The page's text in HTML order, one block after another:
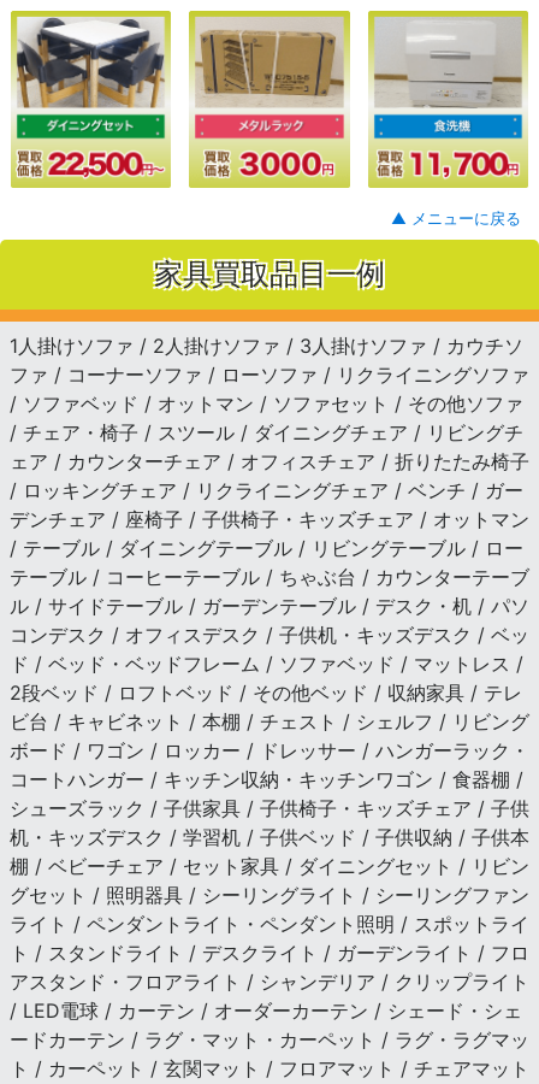
▲ メニューに戻る
家具買取品目一例
1人掛けソファ / 2人掛けソファ / 3人掛けソファ / カウチソ
ファ / コーナーソファ / ローソファ / リクライニングソファ
/ ソファベッド / オットマン / ソファセット / その他ソファ
/ チェア・椅子 / スツール / ダイニングチェア / リビングチ
ェア / カウンターチェア / オフィスチェア / 折りたたみ椅子
/ ロッキングチェア / リクライニングチェア / ベンチ / ガー
デンチェア / 座椅子 / 子供椅子・キッズチェア / オットマン
/ テーブル / ダイニングテーブル / リビングテーブル / ロー
テーブル / コーヒーテーブル / ちゃぶ台 / カウンターテーブ
ル / サイドテーブル / ガーデンテーブル / デスク・机 / パソ
コンデスク / オフィスデスク / 子供机・キッズデスク / ベッ
ド / ベッド・ベッドフレーム / ソファベッド / マットレス /
2段ベッド / ロフトベッド / その他ベッド / 収納家具 / テレ
ビ台 / キャビネット / 本棚 / チェスト / シェルフ / リビング
ボード / ワゴン / ロッカー / ドレッサー / ハンガーラック・
コートハンガー / キッチン収納・キッチンワゴン / 食器棚 /
シューズラック / 子供家具 / 子供椅子・キッズチェア / 子供
机・キッズデスク / 学習机 / 子供ベッド / 子供収納 / 子供本
棚 / ベビーチェア / セット家具 / ダイニングセット / リビン
グセット / 照明器具 / シーリングライト / シーリングファン
ライト / ペンダントライト・ペンダント照明 / スポットライ
ト / スタンドライト / デスクライト / ガーデンライト / フロ
アスタンド・フロアライト / シャンデリア / クリップライト
/ LED電球 / カーテン / オーダーカーテン / シェード・シェ
ードカーテン / ラグ・マット・カーペット / ラグ・ラグマッ
ト / カーペット / 玄関マット / フロアマット / チェアマット